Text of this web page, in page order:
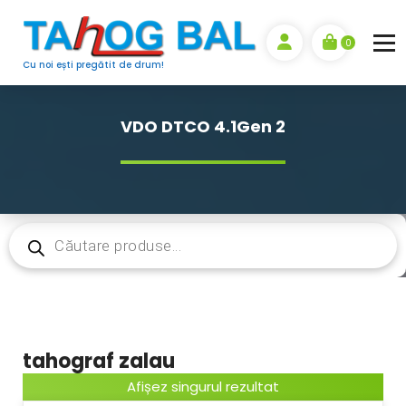
conținut
Cu noi ești pregătit de drum!
0
VDO DTCO 4.1Gen 2
Products
search
tahograf zalau
Afișez singurul rezultat